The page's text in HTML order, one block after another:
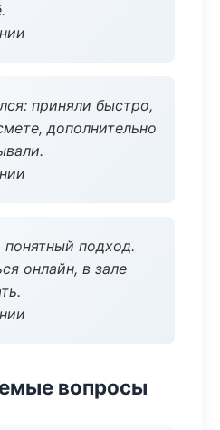
приняли быстро,
дополнительно
подход.
онлайн, в зале
вопросы